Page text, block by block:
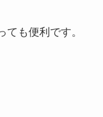
も便利です。